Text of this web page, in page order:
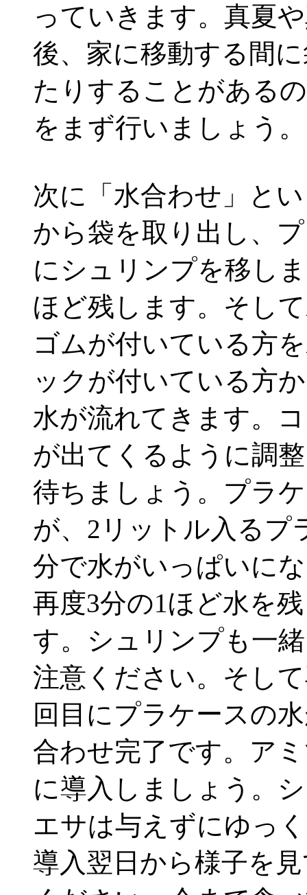
っていきます。真夏
後、家に移動する間
たりすることがある
をまず行いましょう。
次に「水合わせ」と
から袋を取り出し、
にシュリンプを移し
ほど残します。そし
ゴムが付いている方
ックが付いている方
水が流れてきます。
が出てくるように調
待ちましょう。プラ
が、2リットル入るプ
分で水がいっぱいに
再度3分の1ほど水を
す。シュリンプも一
注意ください。そし
回目にプラケースの
合わせ完了です。ア
に導入しましょう。
エサは与えずにゆっ
導入翌日から様子を